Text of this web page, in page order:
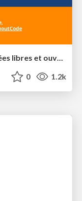
AboutCode stack Outils et données libres et ouverts Sécurisation de la chaîne d'approvisionnement logicielle
0 1.2k